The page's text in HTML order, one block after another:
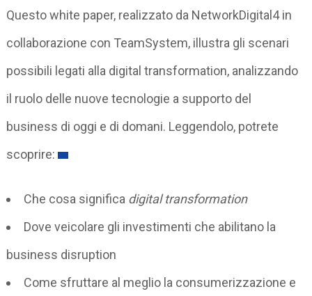
Questo white paper, realizzato da NetworkDigital4 in
collaborazione con TeamSystem, illustra gli scenari
possibili legati alla digital transformation, analizzando
il ruolo delle nuove tecnologie a supporto del
business di oggi e di domani. Leggendolo, potrete
scoprire:
Che cosa significa digital transformation
Dove veicolare gli investimenti che abilitano la
business disruption
Come sfruttare al meglio la consumerizzazione e